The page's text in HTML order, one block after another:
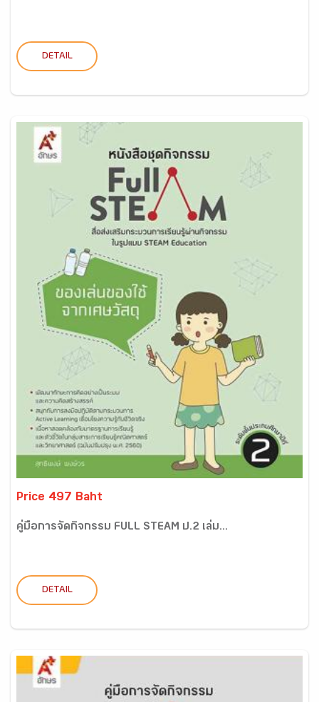
DETAIL
Price 497 Baht
คู่มือการจัดกิจกรรม FULL STEAM ป.2 เล่ม...
DETAIL